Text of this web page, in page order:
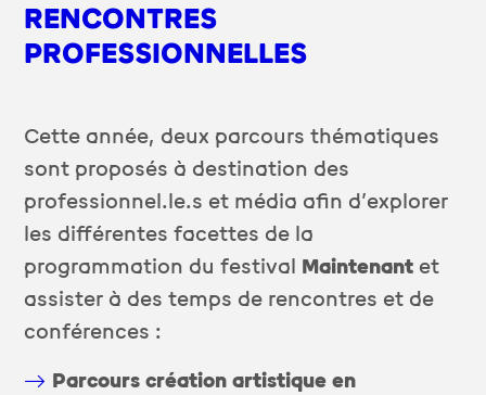
RENCONTRES
PROFESSIONNELLES
Cette année, deux parcours thématiques
sont proposés à destination des
professionnel.le.s et média afin d’explorer
les différentes facettes de la
programmation du festival Maintenant et
assister à des temps de rencontres et de
conférences :
Parcours création artistique en